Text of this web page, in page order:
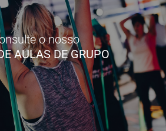
o nosso
AULAS DE GRUPO